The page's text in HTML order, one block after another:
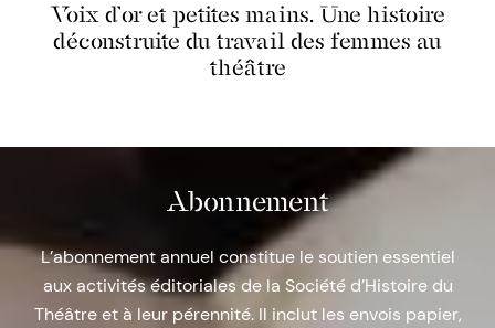
Voix d’or et petites mains. Une histoire
déconstruite du travail des femmes au
théâtre
Abonnement
L’abonnement annuel constitue le soutien essentiel
aux activités éditoriales de la Société d’Histoire du
Théâtre et à leur pérennité. Il inclut les envois papier,